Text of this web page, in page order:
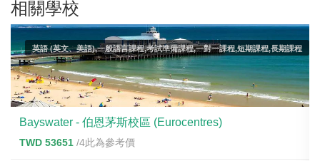
相關學校
英語 (英文、美語),一般語言課程,考試準備課程,一對一課程,短期課程,長期課程
Bayswater - 伯恩茅斯校區 (Eurocentres)
TWD 53651 /4此為參考價